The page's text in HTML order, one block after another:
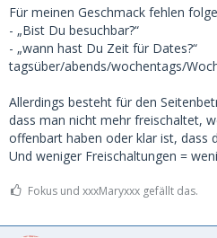
Für meinen Geschmack fehlen
- „Bist Du besuchbar?“
- „wann hast Du Zeit für Dates?“
tagsüber/abends/wochentags/
Allerdings besteht für den
dass man nicht mehr freischaltet,
offenbart haben oder klar ist, dass
Und weniger Freischaltungen =
Fokus und xxxMaryxxx gefällt das.